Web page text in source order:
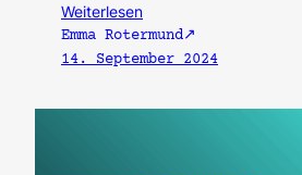
Weiterlesen
Emma Rotermund
14. September 2024